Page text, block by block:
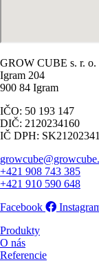
GROW CUBE s. r. o.
Igram 204
900 84 Igram
IČO: 50 193 147
DIČ: 2120234160
IČ DPH:
+421 908 743 385
+421 910 590 648
Facebook
Produkty
O nás
Referencie